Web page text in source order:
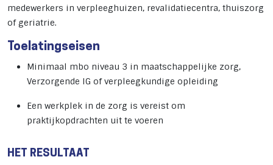
medewerkers in verpleeghuizen, revalidatiecentra, thuiszorg
of geriatrie.
Toelatingseisen
Minimaal mbo niveau 3 in maatschappelijke zorg,
Verzorgende IG of verpleegkundige opleiding
Een werkplek in de zorg is vereist om
praktijkopdrachten uit te voeren
HET RESULTAAT